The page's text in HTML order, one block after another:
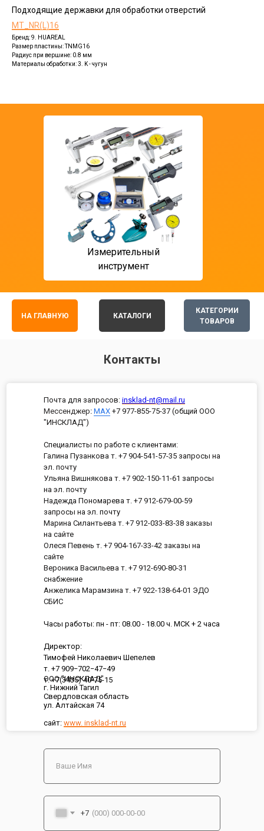
Подходящие державки для обработки отверстий
MT_NR(L)16
Бренд: 9. HUAREAL
Размер пластины: TNMG16
Радиус при вершине: 0.8 мм
Материалы обработки: 3. K - чугун
Измерительный
инструмент
КАТЕГОРИИ
ТОВАРОВ
НА ГЛАВНУЮ КАТАЛОГИ
Контакты
ООО "ИНСКЛАД"
г. Нижний Тагил
Свердловская область
ул. Алтайская 74
сайт: www. insklad-nt.ru
Почта для запросов: insklad-nt@mail.ru
Мессенджер: MAX +7 977-855-75-37 (общий ООО
"ИНСКЛАД")
Специалисты по работе с клиентами:
Галина Пузанкова т. +7 904-541-57-35 запросы на
эл. почту
Ульяна Вишнякова т. +7 902-150-11-61 запросы
на эл. почту
Надежда Пономарева т. +7 912-679-00-59
запросы на эл. почту
Марина Силантьева т. +7 912-033-83-38 заказы
на сайте
Олеся Певень т. +7 904-167-33-42 заказы на
сайте
Вероника Васильева т. +7 912-690-80-31
снабжение
Анжелика Марамзина т. +7 922-138-64-01 ЭДО
СБИС
Часы работы: пн - пт: 08.00 - 18.00 ч. МСК + 2 часа
Директор:
Тимофей Николаевич Шепелев
т. +7 909−702−47−49
т. +7(3435) 40-75-15
+7